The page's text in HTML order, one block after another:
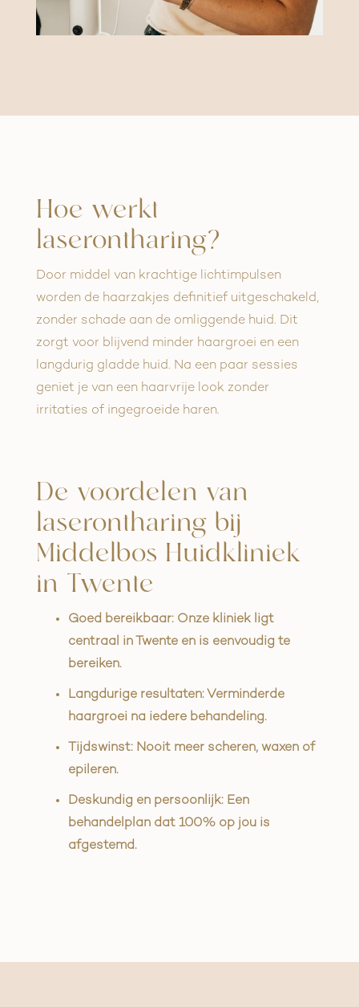
Hoe werkt
laserontharing?
Door middel van krachtige lichtimpulsen
worden de haarzakjes definitief uitgeschakeld,
zonder schade aan de omliggende huid. Dit
zorgt voor blijvend minder haargroei en een
langdurig gladde huid. Na een paar sessies
geniet je van een haarvrije look zonder
irritaties of ingegroeide haren.
De voordelen van
laserontharing bij
Middelbos Huidkliniek
in Twente
Goed bereikbaar: Onze kliniek ligt
centraal in Twente en is eenvoudig te
bereiken.
Langdurige resultaten: Verminderde
haargroei na iedere behandeling.
Tijdswinst: Nooit meer scheren, waxen of
epileren.
Deskundig en persoonlijk: Een
behandelplan dat 100% op jou is
afgestemd.